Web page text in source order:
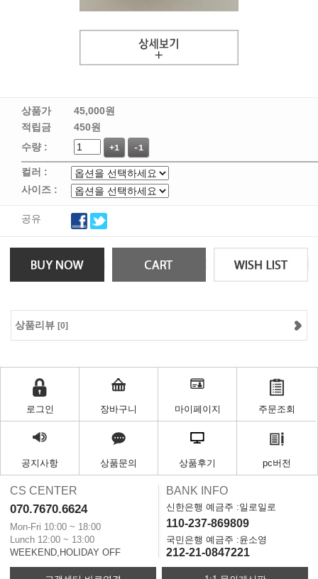
상품가 45,000원
적립금
450원
수량 :
+1 -1
컬러 :
사이즈 :
공유
상품리뷰 [0]
로그인 장바구니 마이페이지 주문조회
공지사항 상품문의 상품후기 pc버전
CS CENTER
070.7670.6624
Mon-Fri 10:00 ~ 18:00
Lunch 12:00 ~ 13:00
WEEKEND,HOLIDAY OFF
BANK INFO
신한은행 예금주 :일로일로
110-237-869809
국민은행 예금주 :윤소영
212-21-0847221